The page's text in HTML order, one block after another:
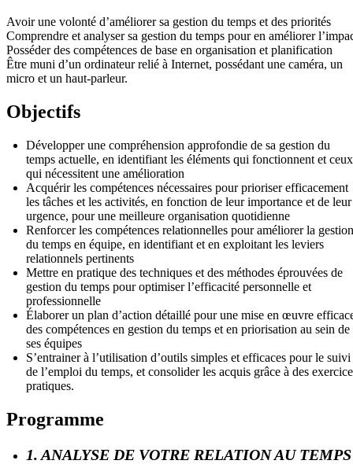
Avoir une volonté d’améliorer sa gestion du temps et des priorités
Comprendre et analyser sa gestion du temps pour en améliorer
Posséder des compétences de base en organisation et planification
Être muni d’un ordinateur relié à Internet, possédant une caméra, un
micro et un haut-parleur.
Objectifs
Développer une compréhension approfondie de sa gestion du
temps actuelle, en identifiant les éléments qui fonctionnent et ceux
qui nécessitent une amélioration
Acquérir les compétences nécessaires pour prioriser efficacement
les tâches et les activités, en fonction de leur importance et de leur
urgence, pour une meilleure organisation quotidienne
Renforcer les compétences relationnelles pour améliorer la gestion
du temps en équipe, en identifiant et en exploitant les leviers
relationnels pertinents
Mettre en pratique des techniques et des méthodes éprouvées de
gestion du temps pour optimiser l’efficacité personnelle et
professionnelle
Élaborer un plan d’action détaillé pour une mise en œuvre
des compétences en gestion du temps et en priorisation au sein de
ses équipes
S’entrainer à l’utilisation d’outils simples et efficaces pour le suivi
de l’emploi du temps, et consolider les acquis grâce à des
pratiques.
Programme
1. ANALYSE DE VOTRE RELATION AU TEMPS